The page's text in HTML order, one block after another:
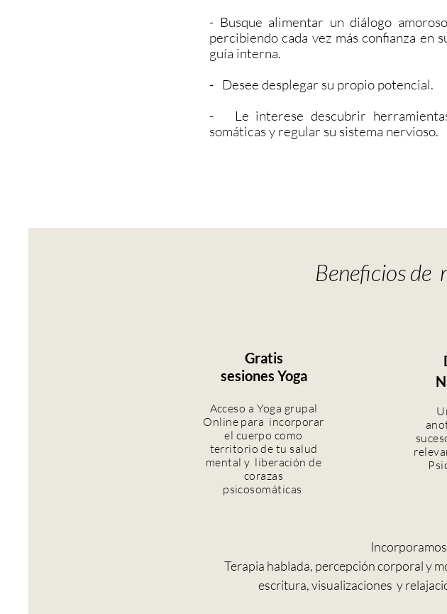
- Busque alimentar un diálogo
percibiendo cada vez más confianza en
guía interna.
- Desee desplegar su propio potencial.
- Le interese descubrir
somáticas y regular su sistema nervioso.
Beneficios de
Gratis
sesiones Yoga
Acceso a Yoga grupal
Online para incorporar
el cuerpo como
territorio de tu salud
mental y liberación de
corazas
psicosomáticas
Terapia hablada, percepción corporal y
escritura, visualizaciones y